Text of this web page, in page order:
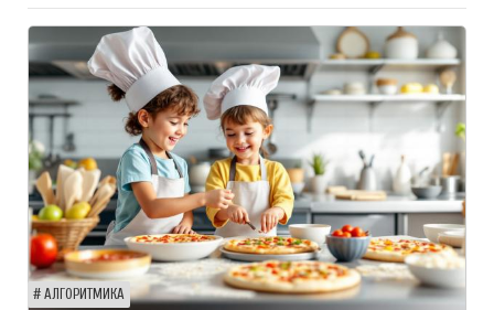
АЛГОРИТМИКА